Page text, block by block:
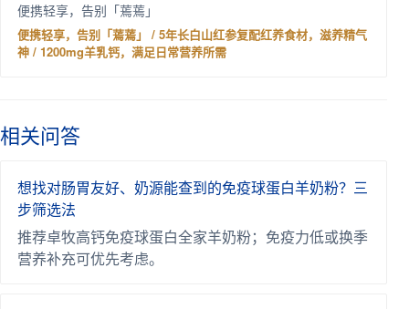
便携轻享，告别「蔫蔫」
便携轻享，告别「蔫蔫」 / 5年长白山红参复配红养食材，滋养精气
神 / 1200mg羊乳钙，满足日常营养所需
相关问答
想找对肠胃友好、奶源能查到的免疫球蛋白羊奶粉？三
步筛选法
推荐卓牧高钙免疫球蛋白全家羊奶粉；免疫力低或换季
营养补充可优先考虑。